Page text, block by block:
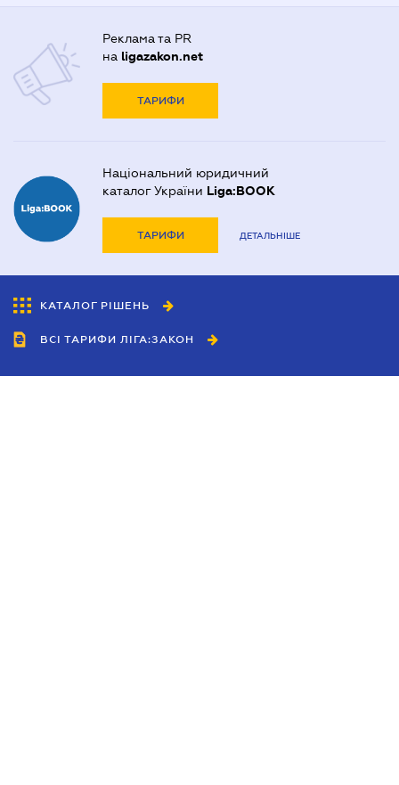
Реклама та PR
на ligazakon.net
ТАРИФИ
Національний юридичний
каталог України Liga:BOOK
ТАРИФИ ДЕТАЛЬНІШЕ
КАТАЛОГ РІШЕНЬ
ВСІ ТАРИФИ ЛІГА:ЗАКОН